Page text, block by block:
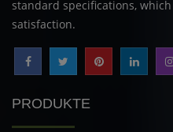
standard specifications,
satisfaction.
PRODUKTE